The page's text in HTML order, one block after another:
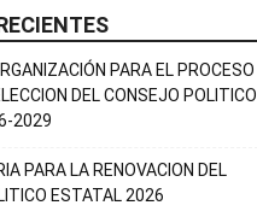
PARA EL PROCESO
DEL CONSEJO POLITICO
2029
PARA LA RENOVACION DEL
ESTATAL 2026